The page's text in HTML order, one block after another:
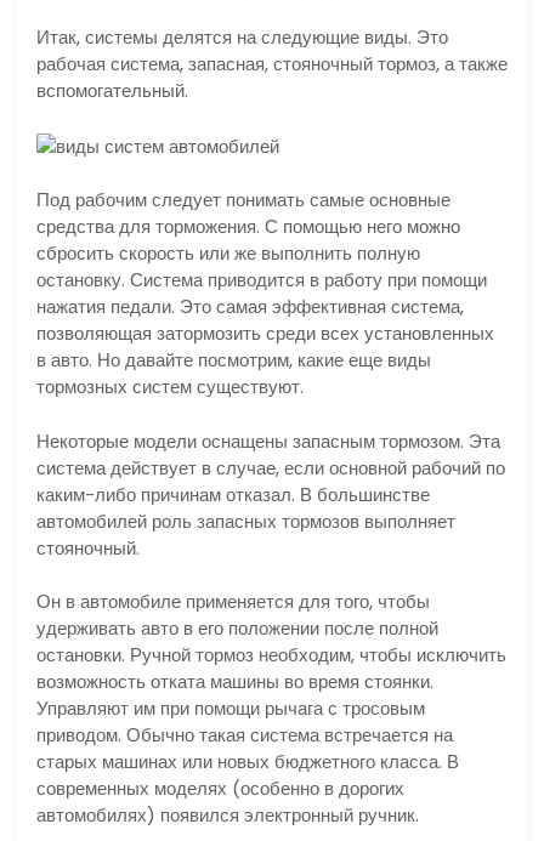
Итак, системы делятся на следующие виды. Это
рабочая система, запасная, стояночный тормоз, а также
вспомогательный.
Под рабочим следует понимать самые основные
средства для торможения. С помощью него можно
сбросить скорость или же выполнить полную
остановку. Система приводится в работу при помощи
нажатия педали. Это самая эффективная система,
позволяющая затормозить среди всех установленных
в авто. Но давайте посмотрим, какие еще виды
тормозных систем существуют.
Некоторые модели оснащены запасным тормозом. Эта
система действует в случае, если основной рабочий по
каким-либо причинам отказал. В большинстве
автомобилей роль запасных тормозов выполняет
стояночный.
Он в автомобиле применяется для того, чтобы
удерживать авто в его положении после полной
остановки. Ручной тормоз необходим, чтобы исключить
возможность отката машины во время стоянки.
Управляют им при помощи рычага с тросовым
приводом. Обычно такая система встречается на
старых машинах или новых бюджетного класса. В
современных моделях (особенно в дорогих
автомобилях) появился электронный ручник.